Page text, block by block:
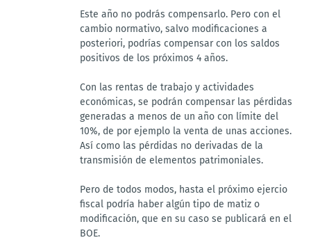
Este año no podrás compensarlo. Pero con el
cambio normativo, salvo modificaciones a
posteriori, podrías compensar con los saldos
positivos de los próximos 4 años.
Con las rentas de trabajo y actividades
económicas, se podrán compensar las pérdidas
generadas a menos de un año con límite del
10%, de por ejemplo la venta de unas acciones.
Así como las pérdidas no derivadas de la
transmisión de elementos patrimoniales.
Pero de todos modos, hasta el próximo ejercio
fiscal podría haber algún tipo de matiz o
modificación, que en su caso se publicará en el
BOE.